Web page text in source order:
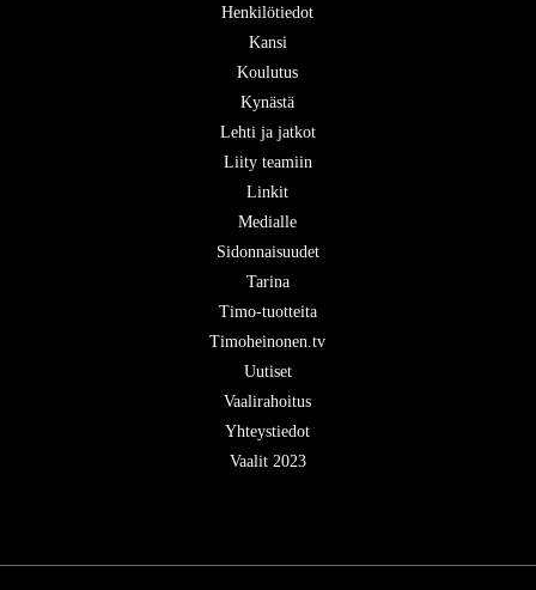
Henkilötiedot
Kansi
Koulutus
Kynästä
Lehti ja jatkot
Liity teamiin
Linkit
Medialle
Sidonnaisuudet
Tarina
Timo-tuotteita
Timoheinonen.tv
Uutiset
Vaalirahoitus
Yhteystiedot
Vaalit 2023